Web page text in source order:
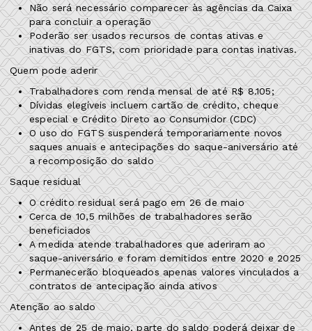
Não será necessário comparecer às agências da Caixa
para concluir a operação
Poderão ser usados recursos de contas ativas e
inativas do FGTS, com prioridade para contas inativas.
Quem pode aderir
Trabalhadores com renda mensal de até R$ 8.105;
Dívidas elegíveis incluem cartão de crédito, cheque
especial e Crédito Direto ao Consumidor (CDC)
O uso do FGTS suspenderá temporariamente novos
saques anuais e antecipações do saque-aniversário até
a recomposição do saldo
Saque residual
O crédito residual será pago em 26 de maio
Cerca de 10,5 milhões de trabalhadores serão
beneficiados
A medida atende trabalhadores que aderiram ao
saque-aniversário e foram demitidos entre 2020 e 2025
Permanecerão bloqueados apenas valores vinculados a
contratos de antecipação ainda ativos
Atenção ao saldo
Antes de 25 de maio, parte do saldo poderá deixar de